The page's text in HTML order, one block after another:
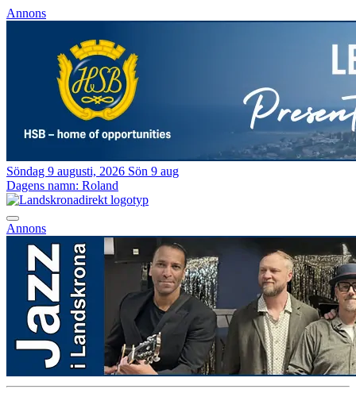
Annons
Söndag 9 augusti, 2026 Sön 9 aug
Dagens namn: Roland
Annons